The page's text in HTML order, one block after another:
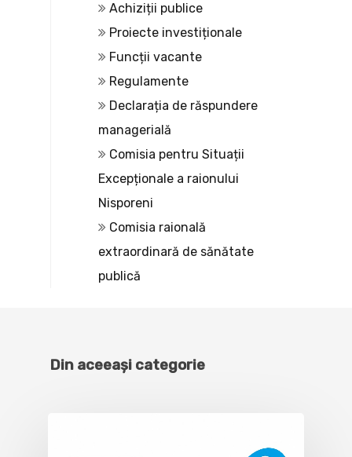
Achiziții publice
Proiecte investiționale
Funcții vacante
Regulamente
Declarația de răspundere
managerială
Comisia pentru Situații
Excepționale a raionului
Nisporeni
Comisia raională
extraordinară de sănătate
publică
Din aceeași categorie